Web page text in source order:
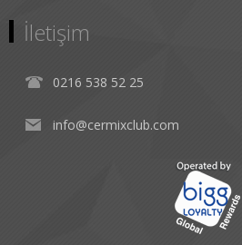
İletişim
0216 538 52 25
info@cermixclub.com